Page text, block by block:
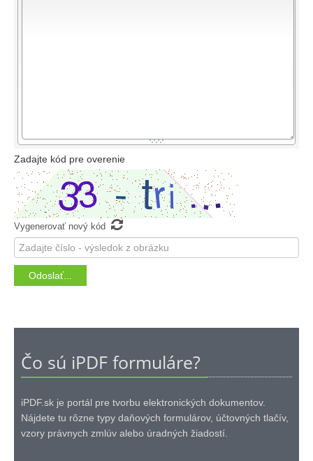
Zadajte kód pre overenie
Vygenerovať nový kód 
Čo sú iPDF formuláre?
iPDF.sk je portál pre tvorbu elektronických dokumentov.
Nájdete tu rôzne typy daňových formulárov, účtovných tlačív,
vzory právnych zmlúv alebo úradných žiadostí.